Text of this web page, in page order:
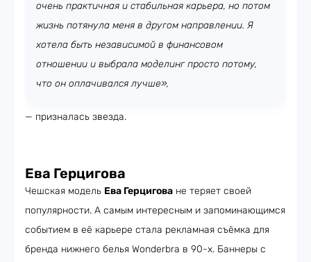
очень практичная и стабильная карьера, но потом
жизнь потянула меня в другом направлении. Я
хотела быть независимой в финансовом
отношении и выбрала моделинг просто потому,
что он оплачивался лучше»,
— призналась звезда.
Ева Герцигова
Чешская модель Ева Герцигова не теряет своей
популярности. А самым интересным и запоминающимся
событием в её карьере стала рекламная съёмка для
бренда нижнего белья Wonderbra в 90-х. Баннеры с